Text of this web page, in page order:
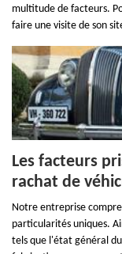
multitude de facteurs.
faire une visite de son
Les facteurs
rachat de
Notre entreprise
particularités uniques.
tels que l'état général